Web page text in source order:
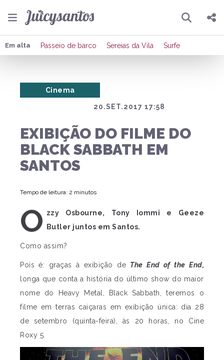
Pesquisar
Compartilhar
Publicar no X
Em alta Passeio de barco Sereias da Vila Surfe
20.SET.2017 17:58
Cinema
EXIBIÇÃO DO FILME DO
BLACK SABBATH EM
SANTOS
Tempo de leitura: 2 minutos
O zzy Osbourne, Tony Iommi e Geeze
Butler juntos em Santos.
Como assim?
Pois é: graças à exibição de The End of the End,
longa que conta a história do último show do maior
nome do Heavy Metal, Black Sabbath, teremos o
filme em terras caiçaras em exibição única: dia 28
de setembro (quinta-feira), às 20 horas, no Cine
Roxy 5.